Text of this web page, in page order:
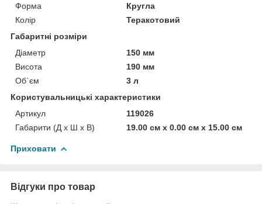
Форма
Кругла
Колір
Теракотовий
Габаритні розміри
Діаметр
150 мм
Висота
190 мм
Об`єм
3 л
Користувальницькі характеристики
Артикул
119026
Габарити (Д x Ш x В)
19.00 см х 0.00 см х 15.00 см
Приховати
Відгуки про товар